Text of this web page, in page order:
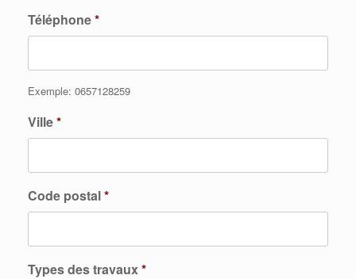
Téléphone*
Exemple: 0657128259
Ville*
Code postal*
Types des travaux*